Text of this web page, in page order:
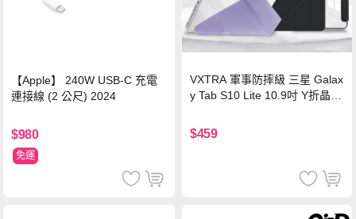
【Apple】 240W USB-C 充電
連接線 (2 公尺) 2024
$980
免運
VXTRA 軍事防摔級 三星 Galax
y Tab S10 Lite 10.9吋 Y折晶透
$459